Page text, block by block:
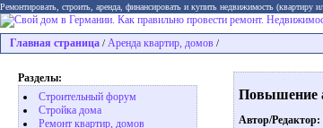
Ремонтировать, строить, аренда, финансировать и купить недвижимость
Главная страница / Аренда квартир, домов /
Разделы:
Строительный форум
Стройка дома
Ремонт квартир, домов
Повышение
Автор/Редактор: